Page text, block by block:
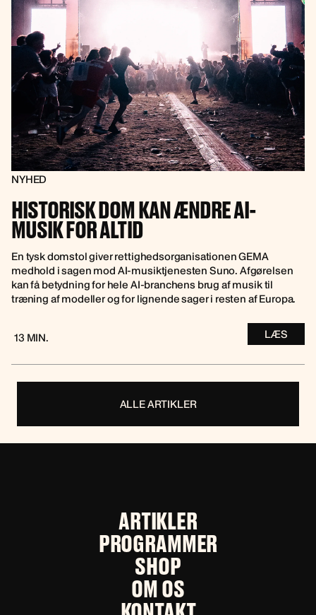
NYHED
HISTORISK DOM KAN ÆNDRE AI-
MUSIK FOR ALTID
En tysk domstol giver rettighedsorganisationen GEMA
medhold i sagen mod AI-musiktjenesten Suno. Afgørelsen
kan få betydning for hele AI-branchens brug af musik til
træning af modeller og for lignende sager i resten af Europa.
13 MIN. LÆS
ALLE ARTIKLER
ARTIKLER
PROGRAMMER
SHOP
OM OS